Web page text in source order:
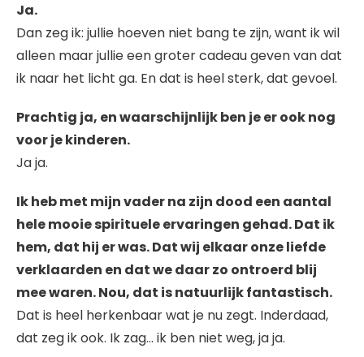
Ja.
Dan zeg ik: jullie hoeven niet bang te zijn, want ik wil
alleen maar jullie een groter cadeau geven van dat
ik naar het licht ga. En dat is heel sterk, dat gevoel.
Prachtig ja, en waarschijnlijk ben je er ook nog
voor je kinderen.
Ja ja.
Ik heb met mijn vader na zijn dood een aantal
hele mooie spirituele ervaringen gehad. Dat ik
hem, dat hij er was. Dat wij elkaar onze liefde
verklaarden en dat we daar zo ontroerd blij
mee waren. Nou, dat is natuurlijk fantastisch.
Dat is heel herkenbaar wat je nu zegt. Inderdaad,
dat zeg ik ook. Ik zag… ik ben niet weg, ja ja.